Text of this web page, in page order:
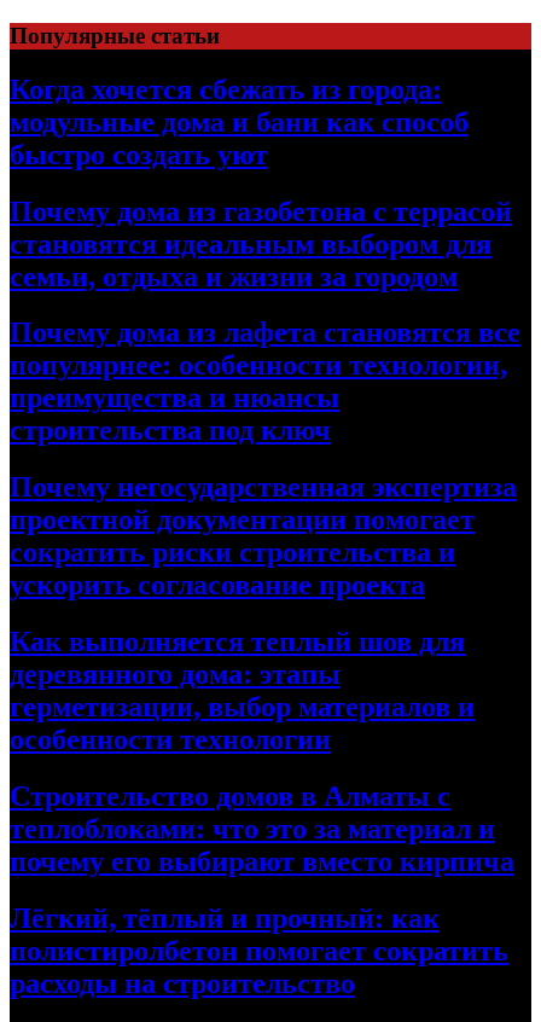
Перейти
к
содержимому
Популярные статьи
Когда хочется сбежать из города:
модульные дома и бани как способ
быстро создать уют
Почему дома из газобетона с террасой
становятся идеальным выбором для
семьи, отдыха и жизни за городом
Почему дома из лафета становятся все
популярнее: особенности технологии,
преимущества и нюансы
строительства под ключ
Почему негосударственная экспертиза
проектной документации помогает
сократить риски строительства и
ускорить согласование проекта
Как выполняется теплый шов для
деревянного дома: этапы
герметизации, выбор материалов и
особенности технологии
Строительство домов в Алматы с
теплоблоками: что это за материал и
почему его выбирают вместо кирпича
Лёгкий, тёплый и прочный: как
полистиролбетон помогает сократить
расходы на строительство